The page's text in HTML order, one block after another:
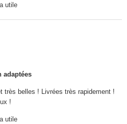
utile
adaptées
très belles ! Livrées très rapidement !
!
utile